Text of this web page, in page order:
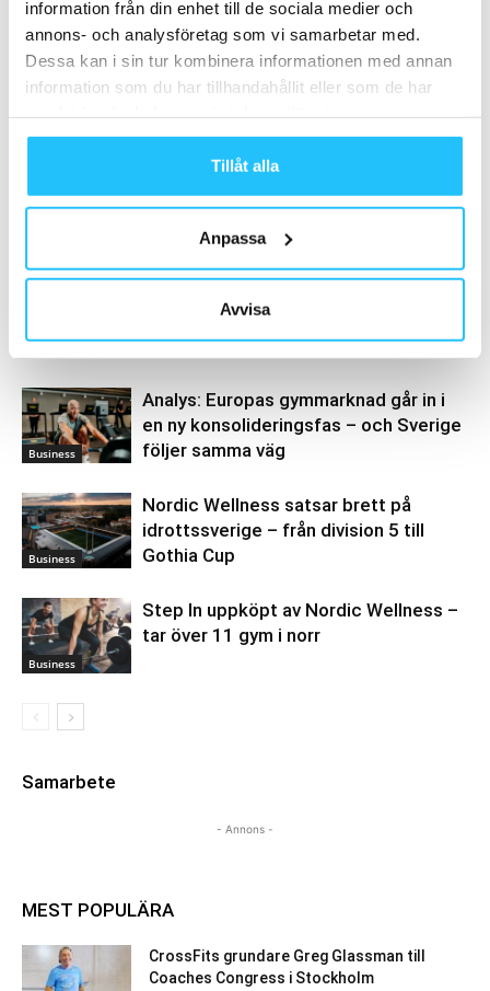
information från din enhet till de sociala medier och
annons- och analysföretag som vi samarbetar med.
Dessa kan i sin tur kombinera informationen med annan
information som du har tillhandahållit eller som de har
Tillåt alla
Anpassa
Avvisa
Brian van den Brink
Business
Analys: Europas gymmarknad går in i
en ny konsolideringsfas – och Sverige
följer samma väg
Business
Nordic Wellness satsar brett på
idrottssverige – från division 5 till
Gothia Cup
Business
Step In uppköpt av Nordic Wellness –
tar över 11 gym i norr
Samarbete
- Annons -
MEST POPULÄRA
CrossFits grundare Greg Glassman till
Coaches Congress i Stockholm